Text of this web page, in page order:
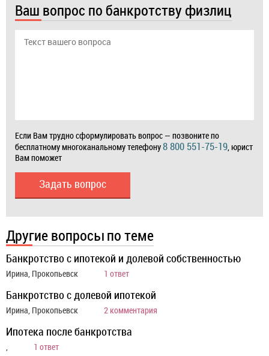
Ваш вопрос по банкротству физлиц
Если Вам трудно сформулировать вопрос — позвоните по
бесплатному многоканальному телефону8 800 551-75-19, юрист
Вам поможет
Задать вопрос
Другие вопросы по теме
Банкротство с ипотекой и долевой собственностью
Ирина, Прокопьевск 1 ответ
Банкротство с долевой ипотекой
Ирина, Прокопьевск 2 комментария
Ипотека после банкротства
, 1 ответ